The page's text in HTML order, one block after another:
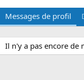
Messages de profil
Il n'y a pas encore de